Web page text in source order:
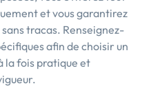
et vous garantirez
tracas. Renseignez-
afin de choisir un
la fois pratique et